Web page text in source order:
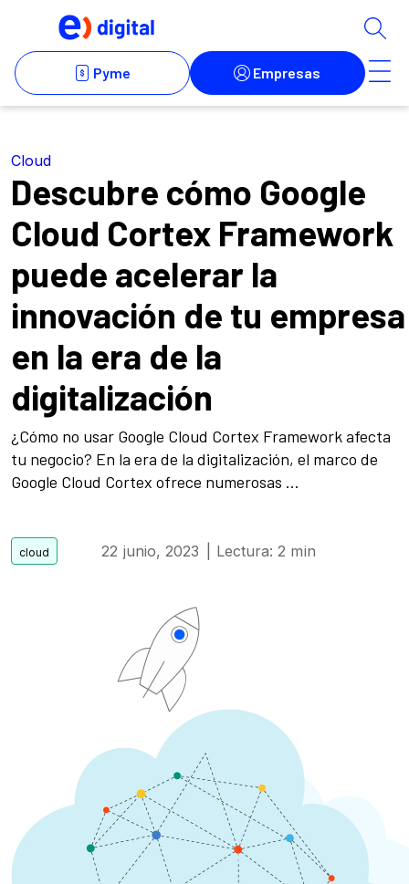
Cloud
Descubre cómo Google
Cloud Cortex Framework
puede acelerar la
innovación de tu empresa
en la era de la
digitalización
¿Cómo no usar Google Cloud Cortex Framework afecta
tu negocio? En la era de la digitalización, el marco de
Google Cloud Cortex ofrece numerosas ...
22 junio, 2023 | Lectura: 2 min